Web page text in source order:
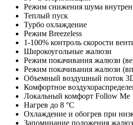
Режим снижения шума
Теплый пуск
Турбо охлаждение
Режим Breezeless
1-100% контроль скорости
Широкоугольные жалюзи
Режим покачивания жалюзи
Режим покачивания жалюзи
Объемный воздушный поток
Комфортное
Локальный комфорт Follow Me
Нагрев до 8 °С
Охлаждение и обогрев при
Запоминание положения